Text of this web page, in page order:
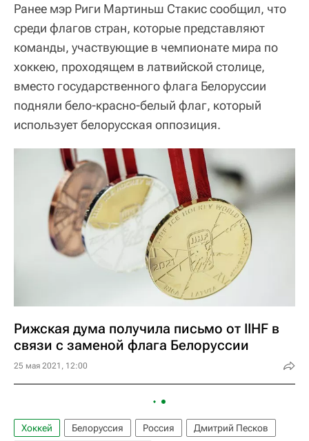
Ранее мэр Риги Мартиньш Стакис сообщил, что
среди флагов стран, которые представляют
команды, участвующие в чемпионате мира по
хоккею, проходящем в латвийской столице,
вместо государственного флага Белоруссии
подняли бело-красно-белый флаг, который
использует белорусская оппозиция.
Рижская дума получила письмо от IIHF в
связи с заменой флага Белоруссии
25 мая 2021, 12:00
Хоккей Белоруссия Россия
Дмитрий Песков